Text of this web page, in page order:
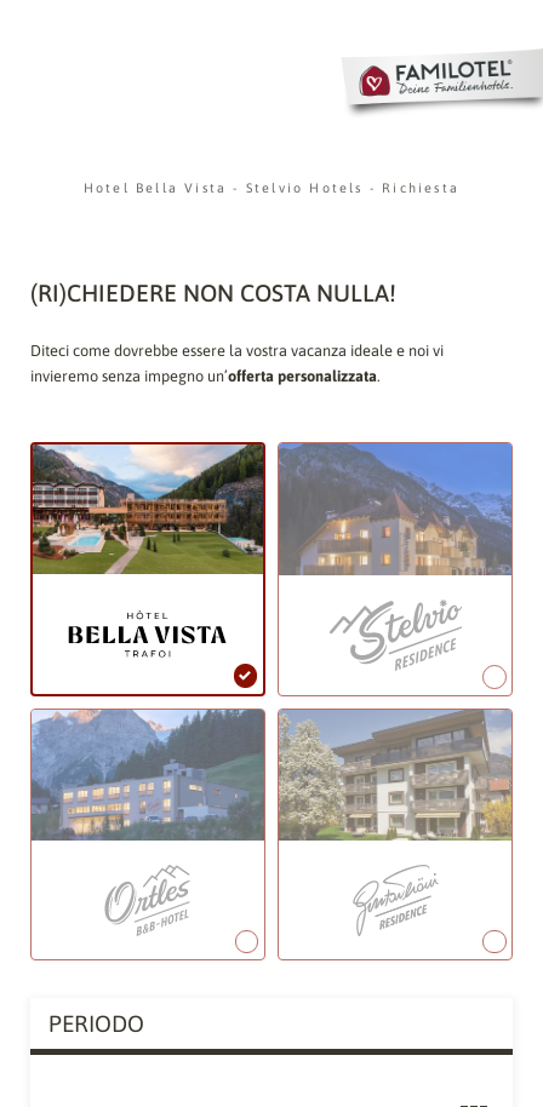
Hotel Bella Vista- Stelvio Hotels - Richiesta
(RI)CHIEDERE NON COSTA NULLA!
Diteci come dovrebbe essere la vostra vacanza ideale e noi vi
invieremo senza impegno un’offerta personalizzata.
PERIODO